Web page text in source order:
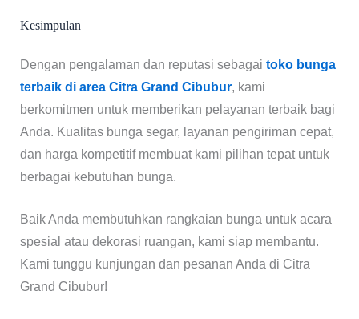
Kesimpulan
Dengan pengalaman dan reputasi sebagai toko bunga
terbaik di area Citra Grand Cibubur, kami
berkomitmen untuk memberikan pelayanan terbaik bagi
Anda. Kualitas bunga segar, layanan pengiriman cepat,
dan harga kompetitif membuat kami pilihan tepat untuk
berbagai kebutuhan bunga.
Baik Anda membutuhkan rangkaian bunga untuk acara
spesial atau dekorasi ruangan, kami siap membantu.
Kami tunggu kunjungan dan pesanan Anda di Citra
Grand Cibubur!